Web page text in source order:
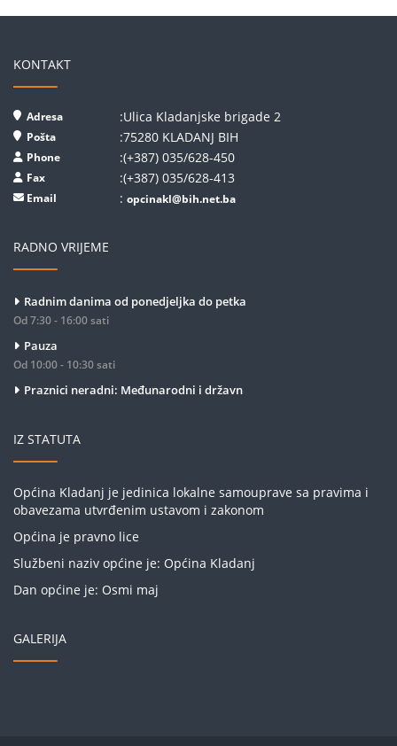
KONTAKT
Adresa :Ulica Kladanjske brigade 2
Pošta :75280 KLADANJ BIH
Phone :(+387) 035/628-450
Fax :(+387) 035/628-413
Email : opcinakl@bih.net.ba
RADNO VRIJEME
Radnim danima od ponedjeljka do petka
Od 7:30 - 16:00 sati
Pauza
Od 10:00 - 10:30 sati
Praznici neradni: Međunarodni i državn
IZ STATUTA
Općina Kladanj je jedinica lokalne samouprave sa pravima i
obavezama utvrđenim ustavom i zakonom
Općina je pravno lice
Službeni naziv općine je: Općina Kladanj
Dan općine je: Osmi maj
GALERIJA